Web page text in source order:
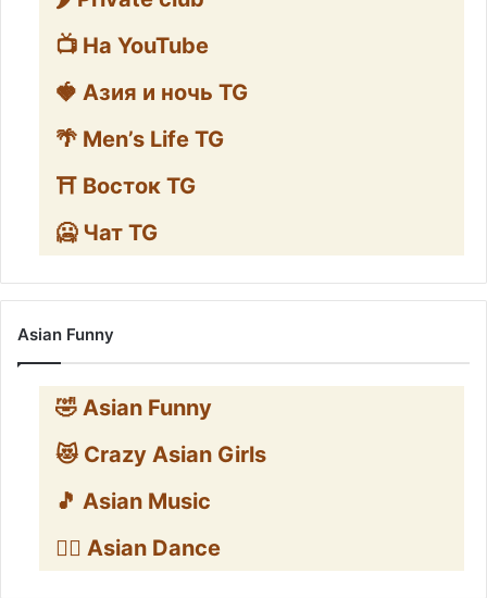
📺 На YouTube
🍓 Азия и ночь TG
🌴 Men’s Life TG
⛩️ Восток TG
🥶 Чат TG
Asian Funny
🤣 Asian Funny
😻 Crazy Asian Girls
🎵 Asian Music
👯‍♀️ Asian Dance